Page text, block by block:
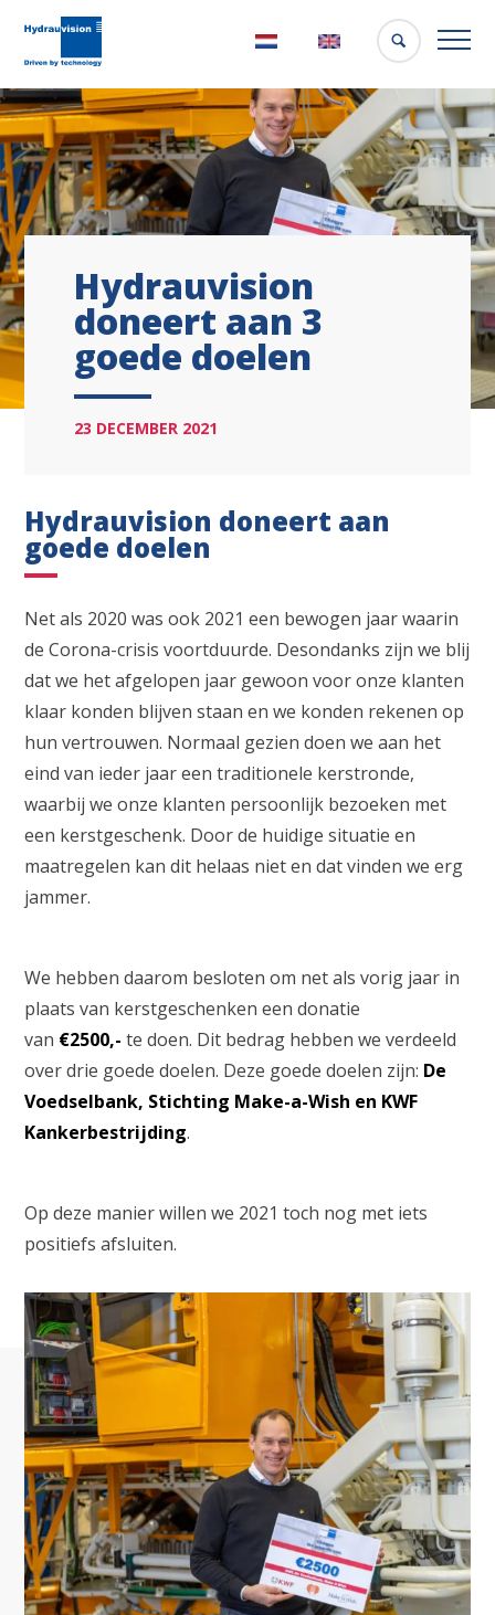
NederlandsEnglish
Hydrauvision
doneert aan 3
goede doelen
23 DECEMBER 2021
Hydrauvision doneert aan
goede doelen
Net als 2020 was ook 2021 een bewogen jaar waarin
de Corona-crisis voortduurde. Desondanks zijn we blij
dat we het afgelopen jaar gewoon voor onze klanten
klaar konden blijven staan en we konden rekenen op
hun vertrouwen. Normaal gezien doen we aan het
eind van ieder jaar een traditionele kerstronde,
waarbij we onze klanten persoonlijk bezoeken met
een kerstgeschenk. Door de huidige situatie en
maatregelen kan dit helaas niet en dat vinden we erg
jammer.
We hebben daarom besloten om net als vorig jaar in
plaats van kerstgeschenken een donatie
van €2500,- te doen. Dit bedrag hebben we verdeeld
over drie goede doelen. Deze goede doelen zijn: De
Voedselbank, Stichting Make-a-Wish en KWF
Kankerbestrijding.
Op deze manier willen we 2021 toch nog met iets
positiefs afsluiten.